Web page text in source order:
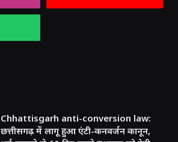
Chhattisgarh anti-conversion law:
छत्तीसगढ़ में लागू हुआ एंटी-कनवर्जन कानून,